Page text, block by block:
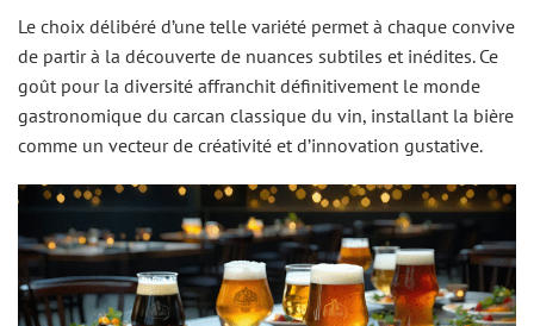
Le choix délibéré d’une telle variété permet à chaque convive
de partir à la découverte de nuances subtiles et inédites. Ce
goût pour la diversité affranchit définitivement le monde
gastronomique du carcan classique du vin, installant la bière
comme un vecteur de créativité et d’innovation gustative.